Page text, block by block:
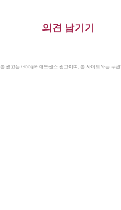
의견 남기기
본 광고는 Google 애드센스 광고이며, 본 사이트와는 무관